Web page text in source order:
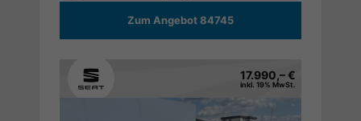
Zum Angebot 84745
17.990,– €
inkl. 19% MwSt.